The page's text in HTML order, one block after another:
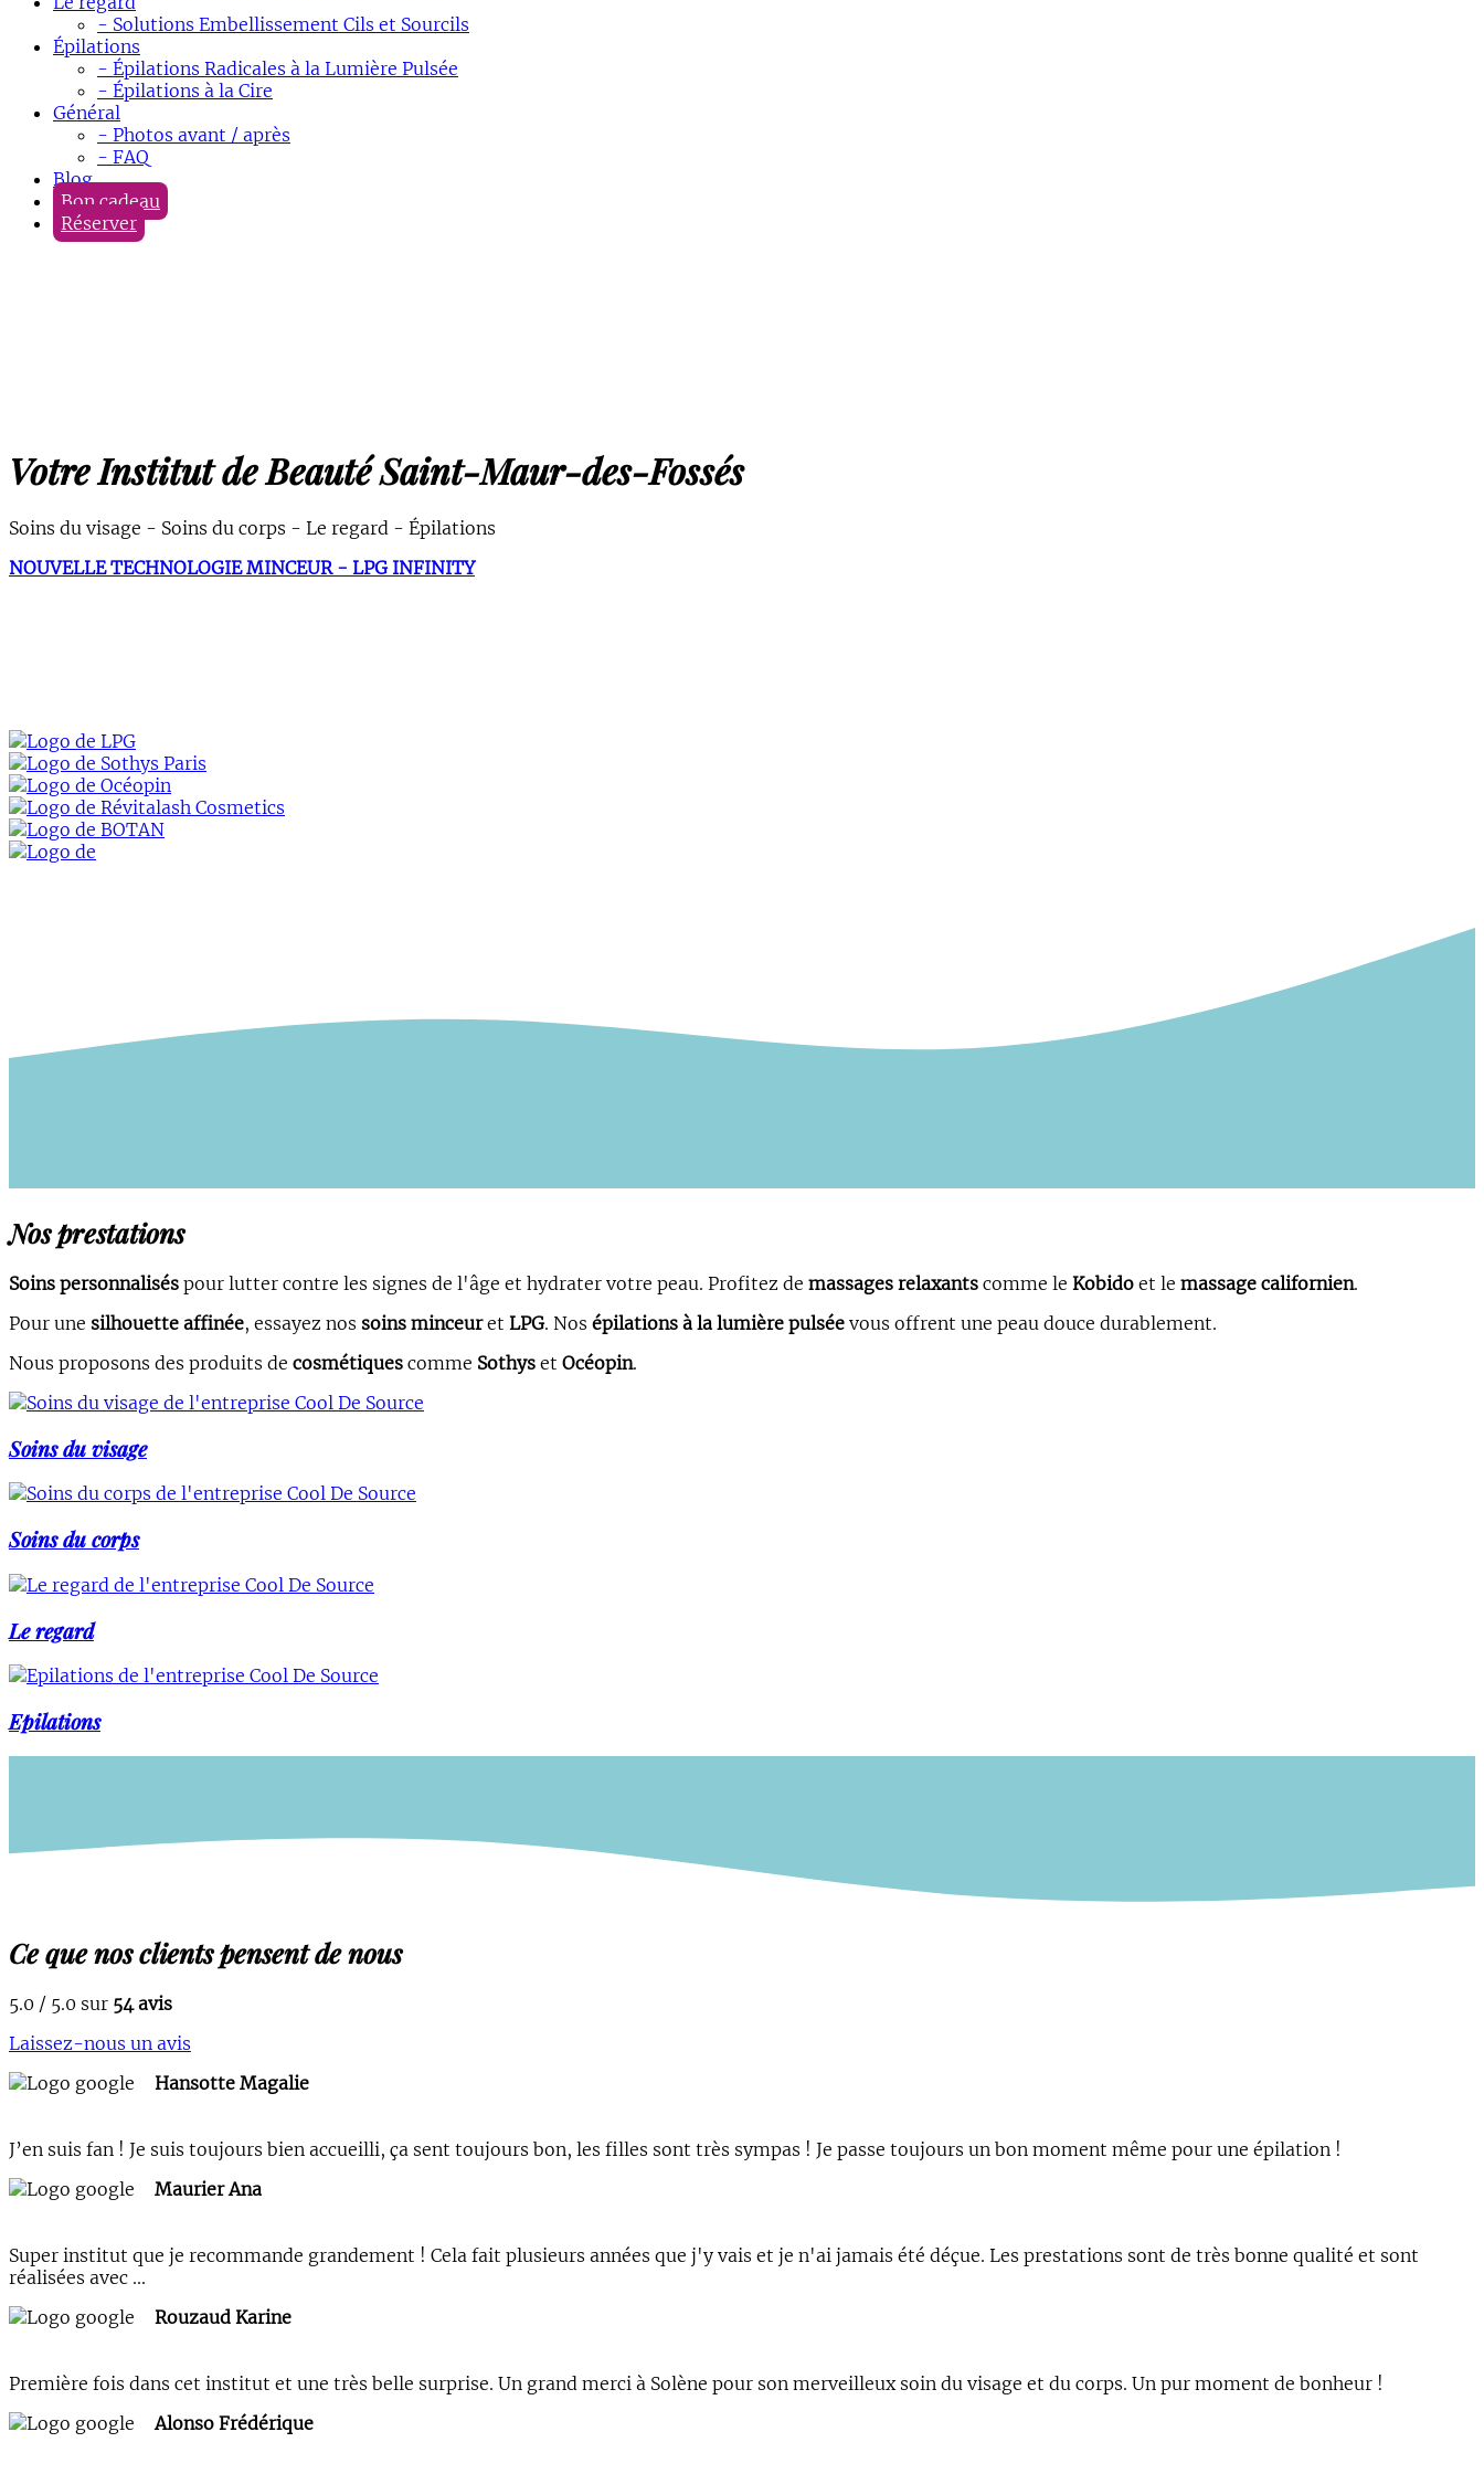
- Solutions Embellissement Cils et Sourcils
Épilations
- Épilations Radicales à la Lumière Pulsée
- Épilations à la Cire
Général
- Photos avant / après
- FAQ
Blog
Bon cadeau
Réserver
Votre Institut de Beauté Saint-Maur-des-Fossés
Soins du visage - Soins du corps - Le regard - Épilations
NOUVELLE TECHNOLOGIE MINCEUR - LPG INFINITY
Nos prestations
Soins personnalisés pour lutter contre les signes de l'âge et hydrater votre peau. Profitez de massages relaxants comme le Kobido et le massage californien.
Pour une silhouette affinée, essayez nos soins minceuret LPG. Nos épilations à la lumière pulsée vous offrent une peau douce durablement.
Nous proposons des produits de cosmétiques comme Sothys et Océopin.
Soins du visage
Soins du corps
Le regard
Epilations
Ce que nos clients pensent de nous
5.0 / 5.0 sur 54 avis
Laissez-nous un avis
Hansotte Magalie
J’en suis fan ! Je suis toujours bien accueilli, ça sent toujours bon, les filles sont très sympas ! Je passe toujours un bon moment même pour une épilation !
Maurier Ana
Super institut que je recommande grandement ! Cela fait plusieurs années que j'y vais et je n'ai jamais été déçue. Les prestations sont de très bonne qualité et sont
réalisées avec ...
Rouzaud Karine
Première fois dans cet institut et une très belle surprise. Un grand merci à Solène pour son merveilleux soin du visage et du corps. Un pur moment de bonheur !
Alonso Frédérique